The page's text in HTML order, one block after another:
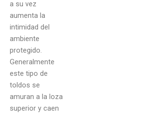
a su vez
aumenta la
intimidad del
ambiente
protegido.
Generalmente
este tipo de
toldos se
amuran a la loza
superior y caen